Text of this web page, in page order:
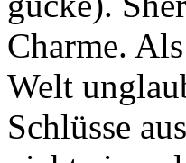
Charme.
Welt
Schlüsse